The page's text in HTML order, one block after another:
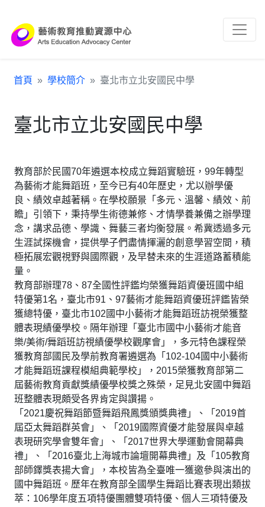
首頁 學校簡介 臺北市立北安國民中學
臺北市立北安國民中學
教育部於民國70年遴選本校成立舞蹈實驗班，99年轉型
為藝術才能舞蹈班，至今已有40年歷史，尤以辦學優
良、績效卓越著稱。在學校願景「多元、溫馨、績效、前
瞻」引領下，秉持學生術德兼修、才情學養兼備之辦學理
念，講求品德、學識、舞藝三者均衡發展。希冀透過多元
生涯試探機會，提供學子們盡情揮灑的創意學習空間，積
極拓展宏觀視野與國際觀，及早替未來的生涯道路蓄積能
量。
教育部辦理78、87全國性評鑑均榮獲舞蹈資優班國中組
特優第1名，臺北市91、97藝術才能舞蹈資優班評鑑皆榮
獲總特優，臺北市102國中小藝術才能舞蹈班訪視榮獲整
體表現績優學校。隔年辦理「臺北市國中小藝術才能音
樂/美術/舞蹈班訪視績優學校觀摩會」，多元特色課程榮
獲教育部國民及學前教育署遴選為「102-104國中小藝術
才能舞蹈班課程模組典範學校」，2015榮獲教育部第二
屆藝術教育貢獻獎績優學校獎之殊榮，足見北安國中舞蹈
班整體表現頗受各界肯定與讚揚。
「2021慶祝舞蹈節暨舞蹈飛鳳獎頒獎典禮」、「2019首
屆亞太舞蹈群英會」、「2019國際資優才能發展與卓越
表現研究學會雙年會」、「2017世界大學運動會開幕典
禮」、「2016臺北上海城市論壇開幕典禮」及「105教育
部師鐸獎表揚大會」，本校皆為全臺唯一獲邀參與演出的
國中舞蹈班。歷年在教育部全國學生舞蹈比賽表現出類拔
萃：106學年度五項特優團體雙項特優、個人三項特優及